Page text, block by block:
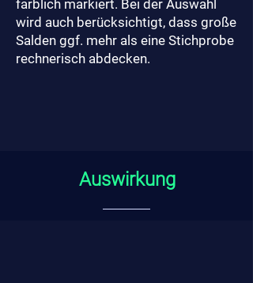
farblich markiert. Bei der Auswahl
wird auch berücksichtigt, dass große
Salden ggf. mehr als eine Stichprobe
rechnerisch abdecken.
Auswirkung